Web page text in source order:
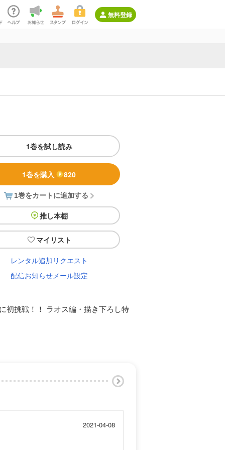
無料登録
1巻を試し読み
1巻を購入 820
1巻をカートに追加する
推し本棚
マイリスト
レンタル追加リクエスト
配信お知らせメール設定
初挑戦！！ ラオス編・描き下ろし特
2021-04-08